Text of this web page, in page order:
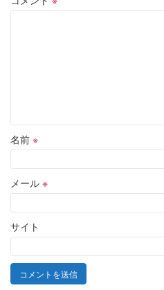
名前 ※
メール ※
サイト